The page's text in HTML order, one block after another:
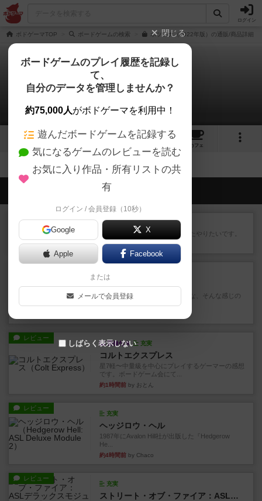
ログイン
ボドゲーマTOP ボードゲームの検索 ボツワナ（2022年版）の通販/商品詳細
ボツワナ
拡張/関連作品 0件
11 18
カフェ
会員の新しい投稿
レビュー ゴットファイブ！
運要素があり楽しめました。またやりたいです。
21分前by 金賢守(キムヒョンス)
充実
ダブルナイン
雑に死なないラブレターみたいな、そんな感じの
ゲーム。数字カードを１の位...
レビュー
画像付き 充実
コルトエクスプレス
星7軽〜中量級を中心にプレイするゲーマーの感想
です。ボードゲーム会にて...
約1時間前 by おとん
レビュー
充実
ヘッジロウ・ヘル
1987年にAvalon Hill社が出版した『Hedgerow
He...
約4時間前 by Chaco
レビュー
充実
ストリート・オブ・ファイア：ASLデラックスモジュール1
閉じる
ボードゲームのプレイ履歴を記録し
て、
自分のデータを管理しませんか？
約75,000人がボドゲーマを利用中！
遊んだボードゲームを記録する
気になるゲームのレビューを読む
お気に入り作品・所有リストの共
有
ログイン / 会員登録（10秒）
Google X
Apple Facebook
または
メールで会員登録
しばらく表示しない